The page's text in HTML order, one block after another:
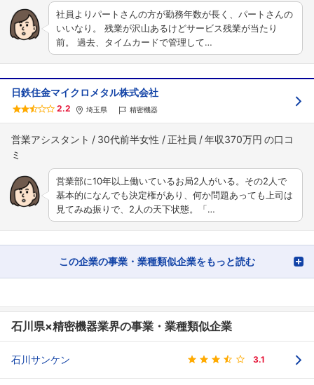
社員よりパートさんの方が勤務年数が長く、パートさんの
いいなり。 残業が沢山あるけどサービス残業が当たり
前。 過去、タイムカードで管理して…
日鉄住金マイクロメタル株式会社
2.2 埼玉県 精密機器
営業アシスタント 30代前半女性 正社員 年収370万円
営業部に10年以上働いているお局2人がいる。その2人で
基本的になんでも決定権があり、何か問題あっても上司は
見てみぬ振りで、2人の天下状態。「…
この企業の事業・業種類似企業をもっと読む
石川県×精密機器業界の事業・業種類似企業
石川サンケン 3.1